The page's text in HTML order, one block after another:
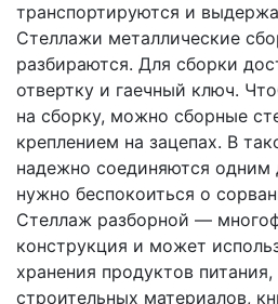
транспортируются и
Стеллажи металлические
разбираются. Для сборки
отвертку и гаечный ключ.
на сборку, можно сборные
креплением на зацепах. В
надежно соединяются
нужно беспокоиться о
Стеллаж разборной —
конструкция и может
хранения продуктов
строительных материалов,